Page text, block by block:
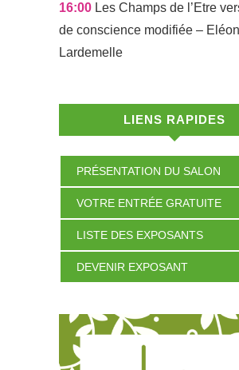
16:00 Les Champs de l’Etre
de conscience modifiée –
Lardemelle
LIENS RAPIDES
PRÉSENTATION DU SALON
VOTRE ENTRÉE GRATUITE
LISTE DES EXPOSANTS
DEVENIR EXPOSANT